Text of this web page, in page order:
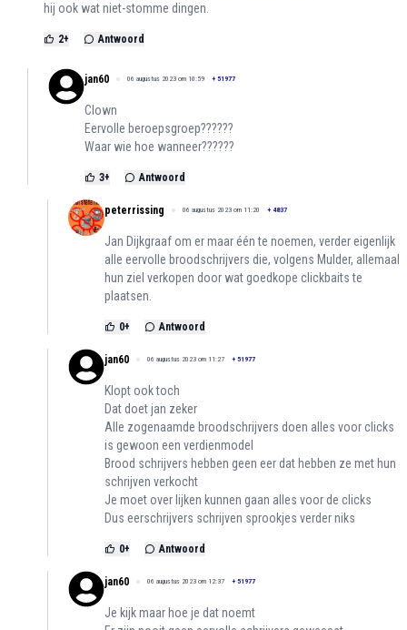
hij ook wat niet-stomme dingen.
2+ Antwoord
jan60 06 augustus 2023 om 10:59 + 51977
Clown
Eervolle beroepsgroep??????
Waar wie hoe wanneer??????
3+ Antwoord
peterrissing 06 augustus 2023 om 11:20 + 4837
Jan Dijkgraaf om er maar één te noemen, verder eigenlijk
alle eervolle broodschrijvers die, volgens Mulder, allemaal
hun ziel verkopen door wat goedkope clickbaits te
plaatsen.
0+ Antwoord
jan60 06 augustus 2023 om 11:27 + 51977
Klopt ook toch
Dat doet jan zeker
Alle zogenaamde broodschrijvers doen alles voor clicks
is gewoon een verdienmodel
Brood schrijvers hebben geen eer dat hebben ze met hun
schrijven verkocht
Je moet over lijken kunnen gaan alles voor de clicks
Dus eerschrijvers schrijven sprookjes verder niks
0+ Antwoord
jan60 06 augustus 2023 om 12:37 + 51977
Je kijk maar hoe je dat noemt